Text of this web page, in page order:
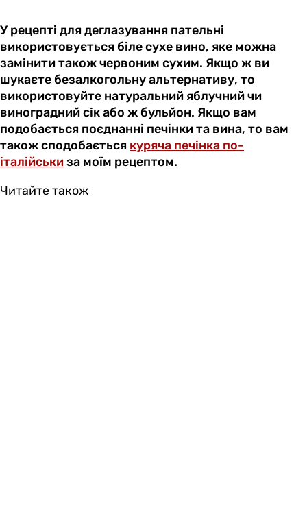
У рецепті для деглазування пательні
використовується біле сухе вино, яке можна
замінити також червоним сухим. Якщо ж ви
шукаєте безалкогольну альтернативу, то
використовуйте натуральний яблучний чи
виноградний сік або ж бульйон. Якщо вам
подобається поєднанні печінки та вина, то вам
також сподобається куряча печінка по-
італійськиза моїм рецептом.
Читайте також